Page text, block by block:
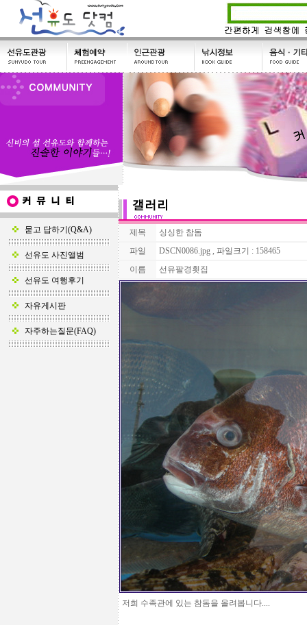
묻고 답하기(Q&A)
선유도 사진앨범
선유도 여행후기
자유게시판
자주하는질문(FAQ)
제목
싱싱한 참돔
파일
DSCN0086.jpg , 파일크기 : 158465
이름
선유팔경횟집
저희 수족관에 있는 참돔을 올려봅니다....